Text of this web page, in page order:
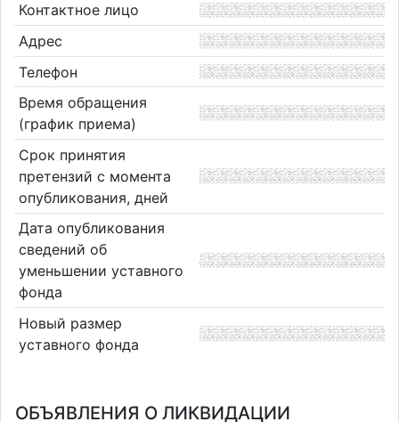
Контактное лицо
Адрес
Телефон
Время обращения
(график приема)
Срок принятия
претензий с момента
опубликования, дней
Дата опубликования
сведений об
уменьшении уставного
фонда
Новый размер
уставного фонда
ОБЪЯВЛЕНИЯ О ЛИКВИДАЦИИ